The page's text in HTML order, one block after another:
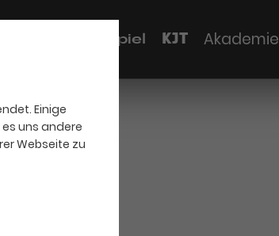
Einige
uns andere
Webseite zu
Schauspiel KJT Akademie